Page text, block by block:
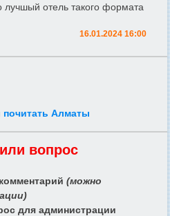
отель такого формата
16.01.2024 16:00
Алматы
вопрос
(можно
для администрации